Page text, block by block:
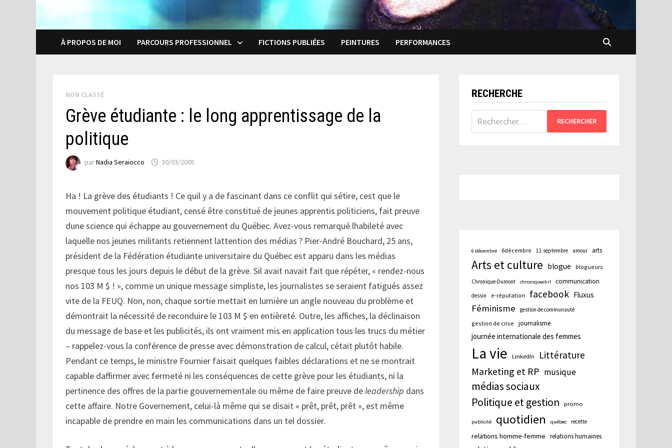
À PROPOS DE MOI PARCOURS PROFESSIONNEL FICTIONS PUBLIÉES PEINTURES PERFORMANCES
NON CLASSÉ
Grève étudiante : le long apprentissage de la
politique
parNadia Seraiocco 30/03/2005
Ha ! La grève des étudiants ! Ce quil y a de fascinant dans ce conflit qui sétire, cest que le
mouvement politique étudiant, censé être constitué de jeunes apprentis politiciens, fait preuve
dune science qui échappe au gouvernement du Québec. Avez-vous remarqué lhabileté avec
laquelle nos jeunes militants retiennent lattention des médias ? Pier-André Bouchard, 25 ans,
président de la Fédération étudiante universitaire du Québec est apparu dans les médias
presque tous les jours depuis le début de la grève. Sil avait navait fait que répéter, « rendez-nous
nos 103 M $ ! », comme un unique message simpliste, les journalistes se seraient fatigués assez
vite de la FEUQ. Non, non, chaque sortie mettait en lumière un angle nouveau du problème et
démontrait la nécessité de reconduire le 103 M $ en entièreté. Outre, les affiches, la déclinaison
du message de base et les publicités, ils ont vraiment mis en application tous les trucs du métier
– rappelez-vous la conférence de presse avec démonstration de calcul, cétait plutôt habile.
Pendant ce temps, le ministre Fournier faisait quelques faibles déclarations et ne se montrait
capable daffirmer avec fermeté ni les conséquences de cette grève pour les étudiants, ni la
pertinence des offres de la partie gouvernementale ou même de faire preuve deleadership dans
cette affaire. Notre Governement, celui-là même qui se disait « prêt, prêt, prêt », est même
incapable de prendre en main les communications dans un tel dossier.
RECHERCHE
Rechercher :
6 décembre 6décembre 11 septembre amour arts
Arts et culture blogue blogueurs
Chronique-Dumont chroniqueckrl communication
dessin e-réputation facebook Fluxus
Féminisme gestion de communauté
gestion de crise journalisme
journée internationale des femmes
La vie LinkedIn Littérature
Marketing et RP musique
médias sociaux
Politique et gestion
promo
publicité quotidien québec recette
relations homme-femme relations humaines